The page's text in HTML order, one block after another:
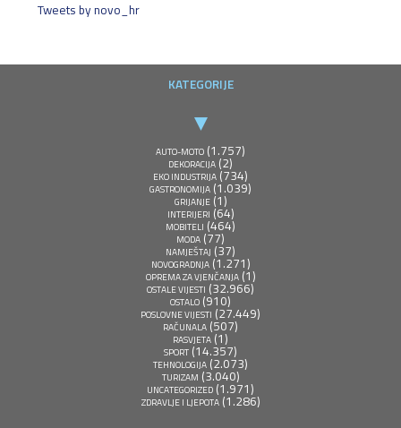
Tweets by novo_hr
KATEGORIJE
AUTO-MOTO (1.757)
DEKORACIJA (2)
EKO INDUSTRIJA (734)
GASTRONOMIJA (1.039)
GRIJANJE(1)
INTERIJERI (64)
MOBITELI (464)
MODA (77)
NAMJEŠTAJ (37)
NOVOGRADNJA(1.271)
OPREMA ZA VJENČANJA(1)
OSTALE VIJESTI (32.966)
OSTALO (910)
POSLOVNE VIJESTI (27.449)
RAČUNALA (507)
RASVJETA(1)
SPORT (14.357)
TEHNOLOGIJA (2.073)
TURIZAM (3.040)
UNCATEGORIZED (1.971)
ZDRAVLJE I LJEPOTA(1.286)